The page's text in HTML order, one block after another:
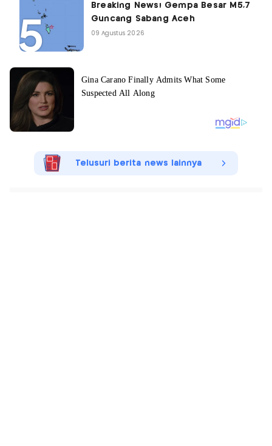
Breaking News! Gempa Besar M5,7
Guncang Sabang Aceh
09 Agustus 2026
Telusuri berita news lainnya